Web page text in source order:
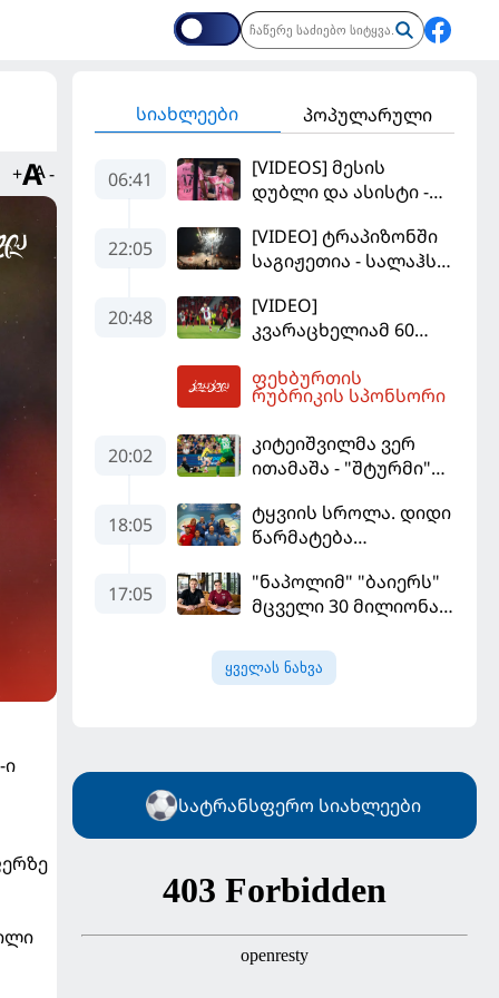
+ -
ი
სიახლეები პოპულარული
06:41
[VIDEOS] მესის
დუბლი და ასისტი -
"სან ლუისს" მოუგო
22:05
[VIDEO] ტრაპიზონში
საგიჟეთია - სალაჰს
დახვდა
20:48
[VIDEO]
კვარაცხელიამ 60
სეზონის პირველ
მატჩში
დამარცხდა
ფეხბურთის
რუბრიკის სპონსორი
20:02
კიტეიშვილმა ვერ
ითამაშა - "შტურმი"
"ფენერბაჰჩესთან"
დამარცხდა
18:05
ტყვიის სროლა. დიდი
წარმატება
17:05
"ნაპოლიმ" "ბაიერს"
მცველი 30 მილიონად
ყველას ნახვა
სატრანსფერო სიახლეები